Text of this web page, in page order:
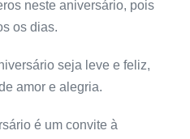
neste aniversário, pois
os dias.
seja leve e feliz,
amor e alegria.
é um convite à